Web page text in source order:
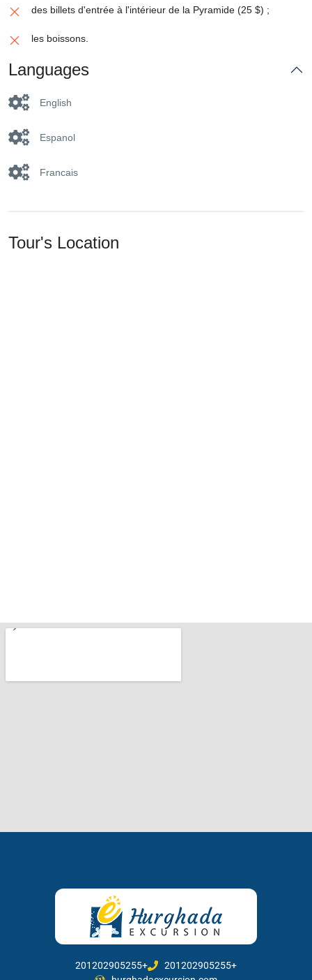
des billets d'entrée à l'intérieur de la Pyramide (25 $) ;
les boissons.
Languages
English
Espanol
Francais
Tour's Location
201202905255+
201202905255+